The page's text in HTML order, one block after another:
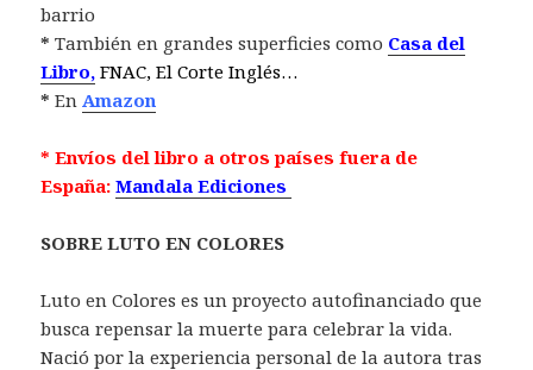
barrio
* También en grandes superficies como Casa del
Libro, FNAC, El Corte Inglés…
* En Amazon
* Envíos del libro a otros países fuera de
España:Mandala Ediciones
SOBRE LUTO EN COLORES
Luto en Colores es un proyecto autofinanciado que
busca repensar la muerte para celebrar la vida.
Nació por la experiencia personal de la autora tras